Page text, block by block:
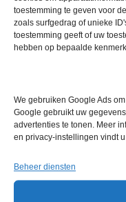
toestemming te geven voor
zoals surfgedrag of unieke
toestemming geeft of uw
hebben op bepaalde
We gebruiken Google Ads
Google gebruikt uw
advertenties te tonen. Meer
en privacy-instellingen vindt
Beheer diensten
maar is volledig
Extra informatie
Merk
Conditie
Garantie